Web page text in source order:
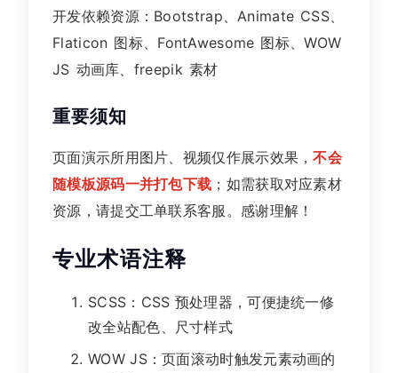
开发依赖资源：Bootstrap、Animate CSS、
Flaticon 图标、FontAwesome 图标、WOW
JS 动画库、freepik 素材
重要须知
页面演示所用图片、视频仅作展示效果，不会
随模板源码一并打包下载 ；如需获取对应素材
资源，请提交工单联系客服。感谢理解！
专业术语注释
SCSS：CSS 预处理器，可便捷统一修
改全站配色、尺寸样式
WOW JS：页面滚动时触发元素动画的